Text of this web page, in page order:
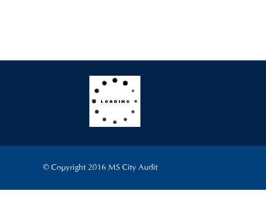
© Copyright 2016 MS City Audit